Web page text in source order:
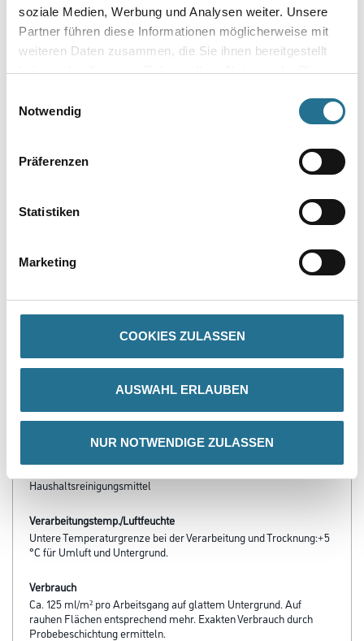
soziale Medien, Werbung und Analysen weiter. Unsere
Partner führen diese Informationen möglicherweise mit
weiteren Daten zusammen, die Sie ihnen bereitgestellt
haben oder die sie im Rahmen Ihrer Nutzung der Dienste
Notwendig
Präferenzen
Statistiken
Marketing
COOKIES ZULASSEN
AUSWAHL ERLAUBEN
NUR NOTWENDIGE ZULASSEN
Umrechnungsfaktoren
Zur Farbauswahl für Ihren Wunschfarbton
PRODUKTEIGENSCHAFTEN
- Wasserverdünnbar, umweltschonend und geruchsarm
- Verschmutzungsunempfindlich
- Hoch reinigungsfähig
- Frei von foggingaktiven Substanzen
- Beständig gegen wäßrige Desinfektions- und
Haushaltsreinigungsmittel
Verarbeitungstemp./Luftfeuchte
Untere Temperaturgrenze bei der Verarbeitung und Trocknung:+5
°C für Umluft und Untergrund.
Verbrauch
Ca. 125 ml/m² pro Arbeitsgang auf glattem Untergrund. Auf
rauhen Flächen entsprechend mehr. Exakten Verbrauch durch
Probebeschichtung ermitteln.